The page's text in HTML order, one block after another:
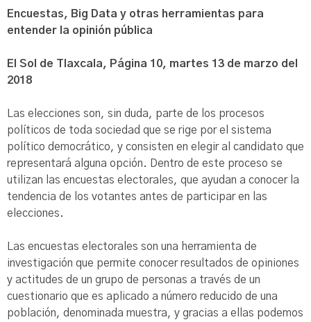
Encuestas, Big Data y otras herramientas para
entender la opinión pública
El Sol de Tlaxcala, Página 10, martes 13 de marzo del
2018
Las elecciones son, sin duda, parte de los procesos
políticos de toda sociedad que se rige por el sistema
político democrático, y consisten en elegir al candidato que
representará alguna opción. Dentro de este proceso se
utilizan las encuestas electorales, que ayudan a conocer la
tendencia de los votantes antes de participar en las
elecciones.
Las encuestas electorales son una herramienta de
investigación que permite conocer resultados de opiniones
y actitudes de un grupo de personas a través de un
cuestionario que es aplicado a número reducido de una
población, denominada muestra, y gracias a ellas podemos